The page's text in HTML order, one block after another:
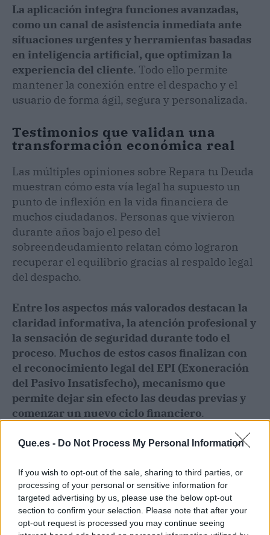
Que.es - Do Not Process My Personal Information
If you wish to opt-out of the sale, sharing to third parties, or
processing of your personal or sensitive information for
targeted advertising by us, please use the below opt-out
section to confirm your selection. Please note that after your
opt-out request is processed you may continue seeing
La aplicación integra funciones avanzadas,
como un canal de asistencia inmediata ante
situaciones urgentes y herramientas basadas
en inteligencia artificial, que optimizan la
experiencia del cliente. Todo ello permite
mantener la conexión entre el despacho y el
usuario de forma ágil, segura y personalizada.
Testimonios que validan una
transformación económica real
Las múltiples opiniones sobre Repara tu Deuda
muestran cómo esta vía legal ha supuesto un
punto de inflexión en la vida financiera de
muchos ciudadanos. Personas que vivieron
durante años bajo el peso del
sobreendeudamiento relatan cómo lograron
recuperar el equilibrio gracias al respaldo legal
del despacho.
Entre los aspectos más valorados destacan la
claridad informativa, la atención profesional y
la sensación de seguridad durante todo el
proceso. Muchos de estos casos finalizan con
el reconocimiento legal del EPI (Exoneración
del Pasivo Insatisfecho), mecanismo que
permite dejar sin efecto las deudas previas y
comenzar un nuevo ciclo financiero.